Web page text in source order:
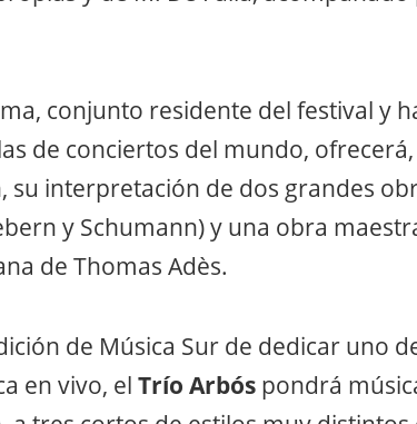
conjunto residente del festival y
de conciertos del mundo,
su interpretación de dos grandes
y Schumann) y una obra
de Thomas Adès.
de Música Sur de dedicar uno
en vivo, el Trío Arbós pondrá